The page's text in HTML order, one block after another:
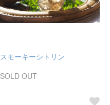
スモーキーシトリン
SOLD OUT